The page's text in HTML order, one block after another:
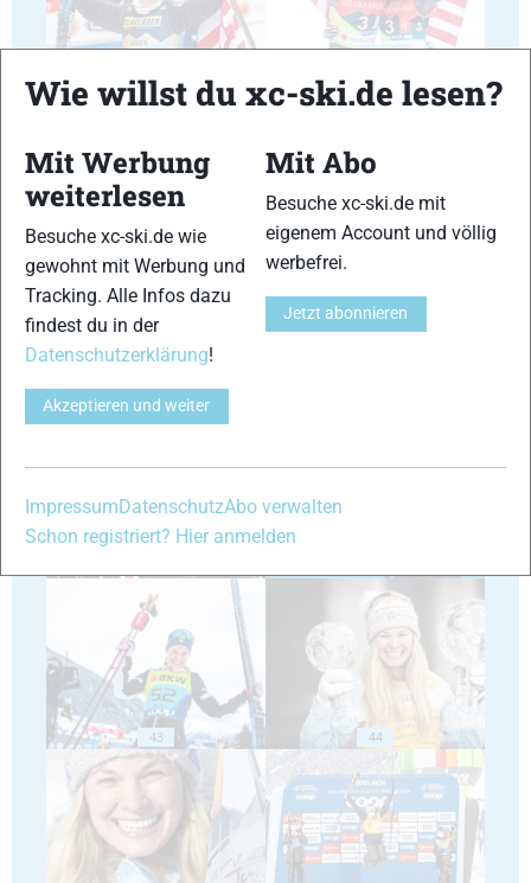
35 36
39
43 44
Wie willst du xc-ski.de lesen?
Mit Werbung
weiterlesen
Besuche xc-ski.de wie
gewohnt mit Werbung und
Tracking. Alle Infos dazu
findest du in der
Datenschutzerklärung!
Akzeptieren und weiter
Mit Abo
Besuche xc-ski.de mit
eigenem Account und völlig
werbefrei.
Jetzt abonnieren
Impressum DatenschutzAbo verwalten
Schon registriert? Hier anmelden